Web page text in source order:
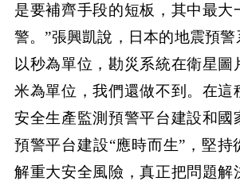
是要補齊手段的短板，其中最大
警。”張興凱說，日本的地震預警
以秒為單位，勘災系統在衛星圖
米為單位，我們還做不到。在這
安全生產監測預警平台建設和國
預警平台建設“應時而生”，堅持
解重大安全風險，真正把問題解